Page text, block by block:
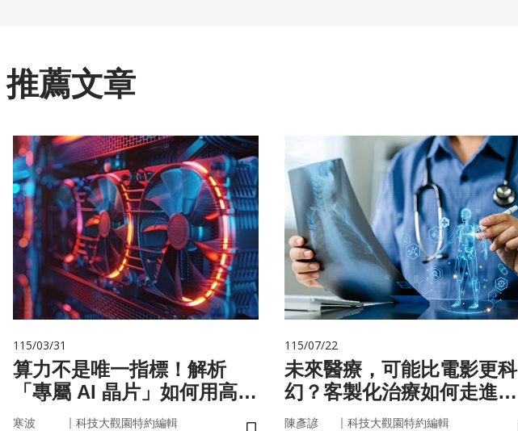
推薦文章
115/03/31
算力不是唯一指標！解析
「專屬 AI 晶片」如何用高效
率驅動未來
寒波 ｜ 科技大觀園特約編輯
115/07/22
未來醫療，可能比電影更科
幻？客製化治療如何走進真
實世界
陳彥諺 ｜ 科技大觀園特約編輯